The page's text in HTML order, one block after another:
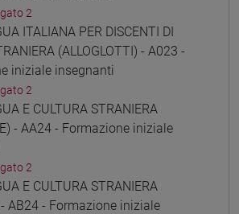
2
ITALIANA PER DISCENTI DI
(ALLOGLOTTI) - A023 -
iniziale insegnanti
2
E CULTURA STRANIERA
- AA24 - Formazione iniziale
2
E CULTURA STRANIERA
- AB24 - Formazione iniziale